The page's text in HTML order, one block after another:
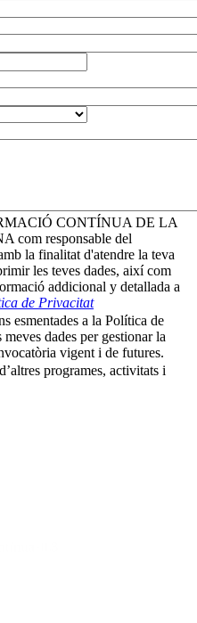
CONTÍNUA DE LA
com responsable del
la finalitat d'atendre la teva
les teves dades, així com
addicional y detallada a
de Privacitat
esmentades a la Política de
dades per gestionar la
vigent i de futures.
programes, activitats i